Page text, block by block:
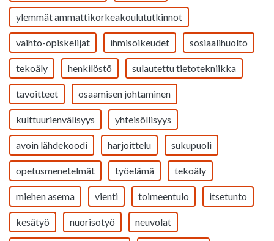
ylemmät ammattikorkeakoulututkinnot
vaihto-opiskelijat ihmisoikeudet sosiaalihuolto
tekoäly henkilöstö sulautettu tietotekniikka
tavoitteet osaamisen johtaminen
kulttuurienvälisyys yhteisöllisyys
avoin lähdekoodi harjoittelu sukupuoli
opetusmenetelmät työelämä tekoäly
miehen asema vienti toimeentulo itsetunto
kesätyö nuorisotyö neuvolat